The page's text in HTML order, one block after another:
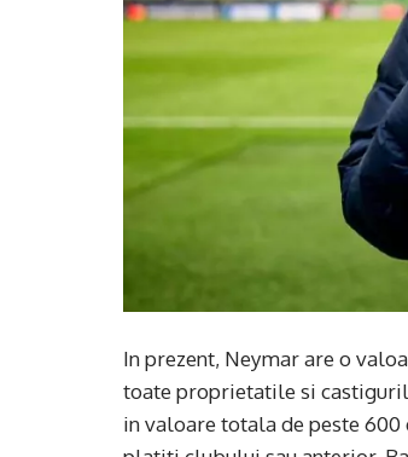
In prezent, Neymar are o
toate proprietatile si
in valoare totala de peste